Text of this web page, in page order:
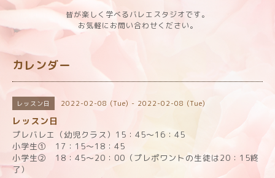
皆が楽しく学べるバレエスタジオです。
お気軽にお問い合わせください。
カレンダー
レッスン日 2022-02-08 (Tue) - 2022-02-08 (Tue)
レッスン日
プレバレエ（幼児クラス）15：45～16：45
小学生① 17：15～18：45
小学生② 18：45～20：00（プレポワントの生徒は20：15終
了）